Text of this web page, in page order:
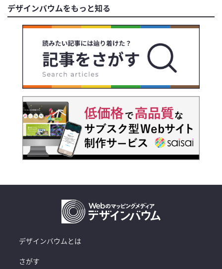
デザインバウムをもっと知る
デザインバウムとは
さがす